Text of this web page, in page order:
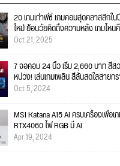
20 เกมเก่าพีซี เกมคอมสุดคลาสสิกใ
ใหม่ ย้อนวัยคิดถึงความหลัง เกมไห
Oct 21, 2025
7 จอคอม 24 นิ้ว เริ่ม 2,660 บาท สีส
หน่วง! เล่นเกมเพลิน สีสันสดใสสาย
Oct 5, 2024
MSI Katana A15 AI ครบเครื่องเพื่อเ
RTX4060 ไฟ RGB มี AI
Apr 19, 2024